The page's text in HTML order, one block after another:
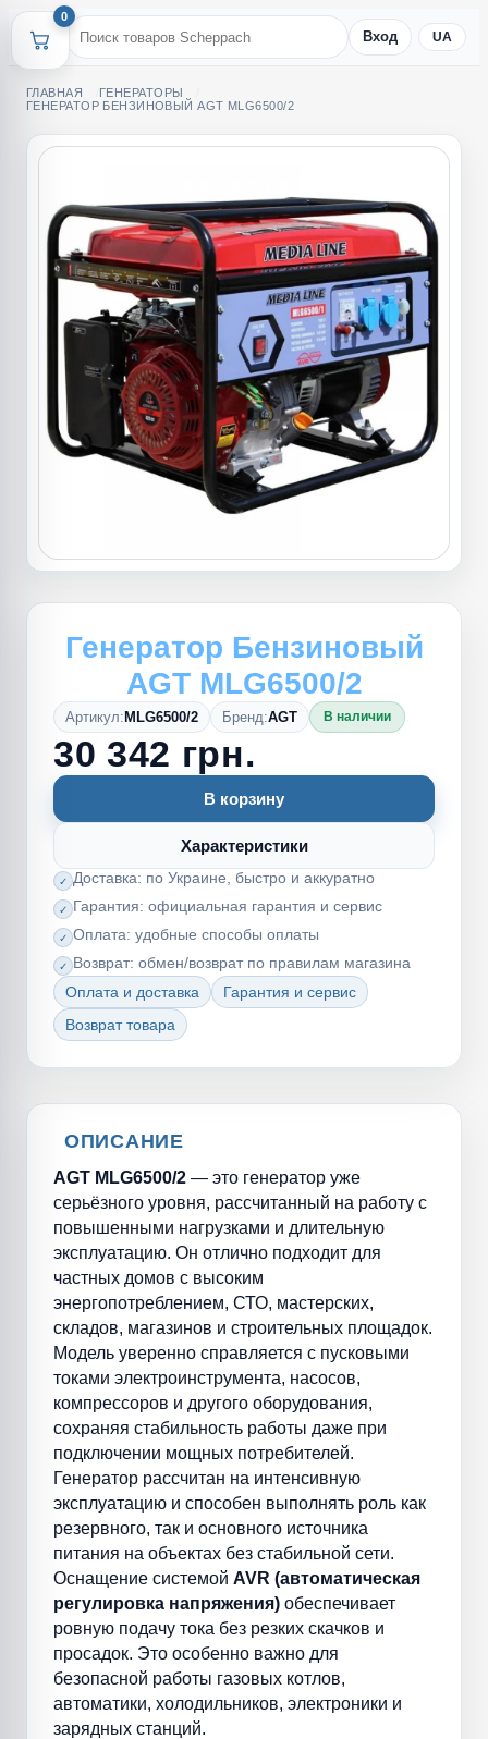
0
Вход UA
ГЛАВНАЯ
ГЕНЕРАТОРЫ
ГЕНЕРАТОР БЕНЗИНОВЫЙ AGT MLG6500/2
Генератор Бензиновый
AGT MLG6500/2
Артикул: MLG6500/2 Бренд:AGT В наличии
30 342 грн.
В корзину
Характеристики
Доставка: по Украине, быстро и аккуратно
Гарантия: официальная гарантия и сервис
Оплата: удобные способы оплаты
Возврат: обмен/возврат по правилам магазина
Оплата и доставка
Гарантия и сервис
Возврат товара
ОПИСАНИЕ
AGT MLG6500/2 — это генератор уже
серьёзного уровня, рассчитанный на работу с
повышенными нагрузками и длительную
эксплуатацию. Он отлично подходит для
частных домов с высоким
энергопотреблением, СТО, мастерских,
складов, магазинов и строительных площадок.
Модель уверенно справляется с пусковыми
токами электроинструмента, насосов,
компрессоров и другого оборудования,
сохраняя стабильность работы даже при
подключении мощных потребителей.
Генератор рассчитан на интенсивную
эксплуатацию и способен выполнять роль как
резервного, так и основного источника
питания на объектах без стабильной сети.
Оснащение системой AVR (автоматическая
регулировка напряжения) обеспечивает
ровную подачу тока без резких скачков и
просадок. Это особенно важно для
безопасной работы газовых котлов,
автоматики, холодильников, электроники и
зарядных станций.